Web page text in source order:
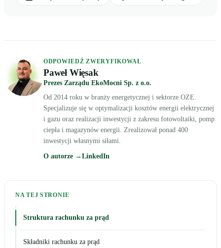
ODPOWIEDŹ ZWERYFIKOWAŁ
Paweł Więsak
Prezes Zarządu EkoMocni Sp. z o.o.
Od 2014 roku w branży energetycznej i sektorze OZE.
Specjalizuje się w optymalizacji kosztów energii elektrycznej
i gazu oraz realizacji inwestycji z zakresu fotowoltaiki, pomp
ciepła i magazynów energii. Zrealizował ponad 400
inwestycji własnymi siłami.
O autorze → LinkedIn
NA TEJ STRONIE
Struktura rachunku za prąd
Składniki rachunku za prąd